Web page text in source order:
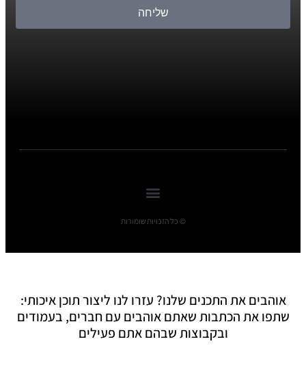
שליחה
© כל הזכויות שומורות
אוהבים את התכנים שלנו? עזרו לנו ליצור תוכן איכותי:
שתפו את הכתבות שאתם אוהבים עם חברים, בעמודים
ובקבוצות שבהם אתם פעילים